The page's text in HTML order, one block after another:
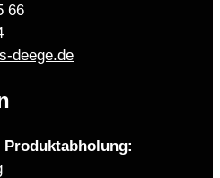
66
deege.de